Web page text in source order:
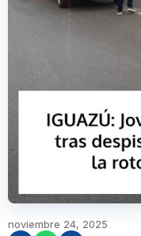
noviembre 24, 2025